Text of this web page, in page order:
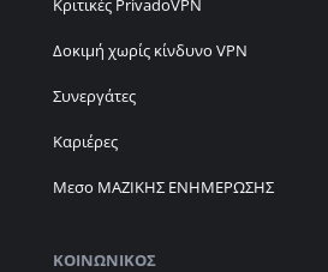
Κριτικές PrivadoVPN
Δοκιμή χωρίς κίνδυνο VPN
Συνεργάτες
Καριέρες
Μεσο ΜΑΖΙΚΗΣ ΕΝΗΜΕΡΩΣΗΣ
ΚΟΙΝΩΝΙΚΌΣ